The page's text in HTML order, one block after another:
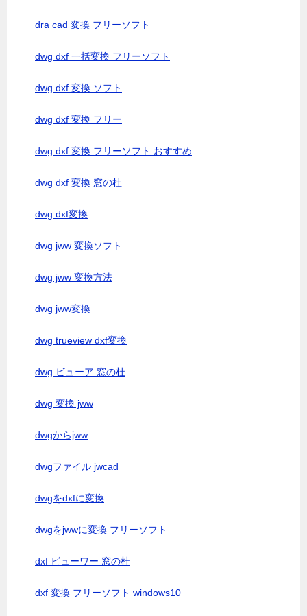
dra cad 変換 フリーソフト
dwg dxf 一括変換 フリーソフト
dwg dxf 変換 ソフト
dwg dxf 変換 フリー
dwg dxf 変換 フリーソフト おすすめ
dwg dxf 変換 窓の杜
dwg dxf変換
dwg jww 変換ソフト
dwg jww 変換方法
dwg jww変換
dwg trueview dxf変換
dwg ビューア 窓の杜
dwg 変換 jww
dwgからjww
dwgファイル jwcad
dwgをdxfに変換
dwgをjwwに変換 フリーソフト
dxf ビューワー 窓の杜
dxf 変換 フリーソフト windows10